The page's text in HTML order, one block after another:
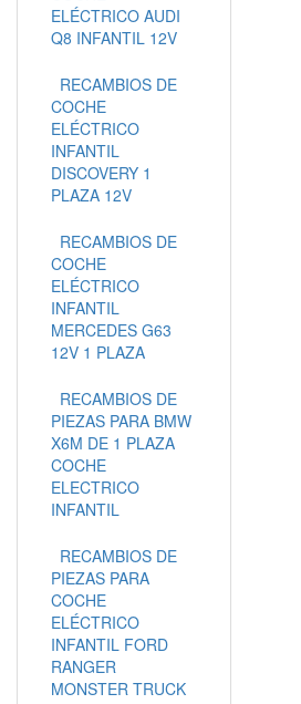
ELÉCTRICO AUDI
Q8 INFANTIL 12V
RECAMBIOS DE
COCHE
ELÉCTRICO
INFANTIL
DISCOVERY 1
PLAZA 12V
RECAMBIOS DE
COCHE
ELÉCTRICO
INFANTIL
MERCEDES G63
12V 1 PLAZA
RECAMBIOS DE
PIEZAS PARA BMW
X6M DE 1 PLAZA
COCHE
ELECTRICO
INFANTIL
RECAMBIOS DE
PIEZAS PARA
COCHE
ELÉCTRICO
INFANTIL FORD
RANGER
MONSTER TRUCK